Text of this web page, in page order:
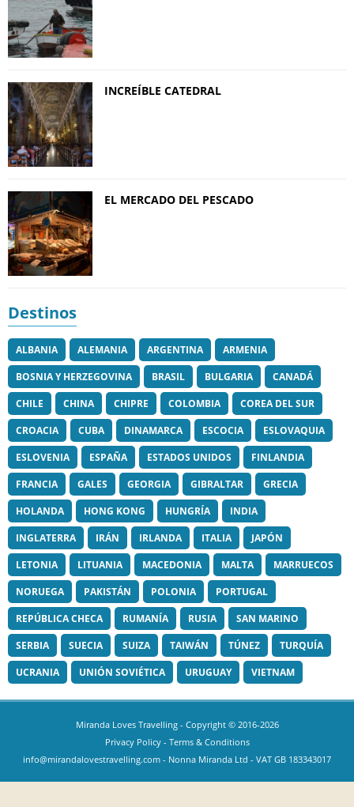
INCREÍBLE CATEDRAL
EL MERCADO DEL PESCADO
Destinos
ALBANIA ALEMANIA ARGENTINA
ARMENIA
BOSNIA Y HERZEGOVINA
BRASIL BULGARIA
CANADÁ
CHILE
CHINA CHIPRE COLOMBIA
COREA DEL SUR
CROACIA
CUBA DINAMARCA ESCOCIA
ESLOVAQUIA
ESLOVENIA
ESPAÑA ESTADOS UNIDOS
FINLANDIA
FRANCIA
GALES GEORGIA GIBRALTAR
GRECIA
HOLANDA
HONG KONG HUNGRÍA
INDIA
INGLATERRA
IRÁN IRLANDA ITALIA
JAPÓN
LETONIA
LITUANIA MACEDONIA MALTA
MARRUECOS
NORUEGA
PAKISTÁN POLONIA
PORTUGAL
REPÚBLICA CHECA
RUMANÍA RUSIA
SAN MARINO
SERBIA
SUECIA SUIZA TAIWÁN TÚNEZ
TURQUÍA
UCRANIA
UNIÓN SOVIÉTICA URUGUAY VIETNAM
Miranda Loves Travelling- Copyright © 2016-2026
Privacy Policy- Terms & Conditions
info@mirandalovestravelling.com - Nonna Miranda Ltd - VAT GB 183343017